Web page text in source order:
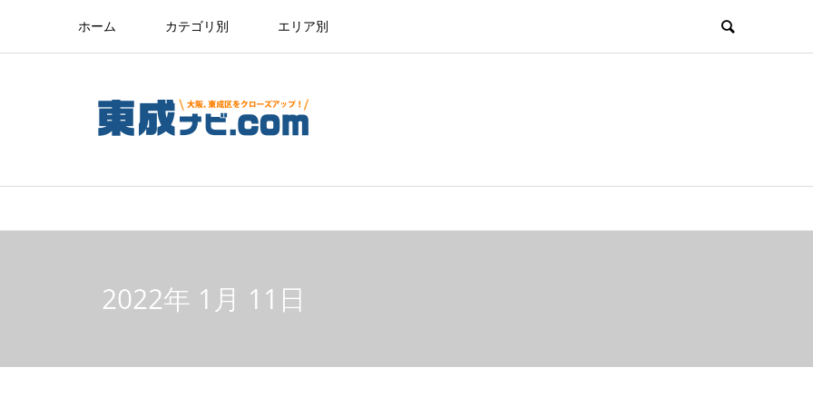
ホーム カテゴリ別 エリア別
2022年 1月 11日